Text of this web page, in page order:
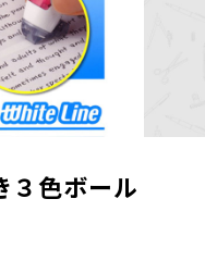
３色ボール